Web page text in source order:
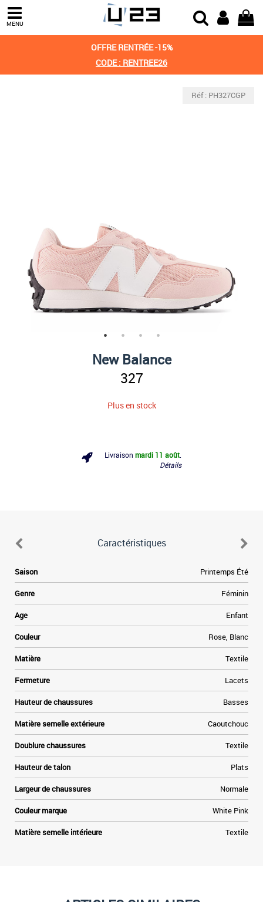
MENU
OFFRE RENTRÉE -15%
CODE : RENTREE26
Réf : PH327CGP
New Balance
327
Plus en stock
Livraison mardi 11 août
Détails
Caractéristiques
Saison Printemps Été
Genre Féminin
Age Enfant
Couleur Rose, Blanc
Matière Textile
Fermeture Lacets
Hauteur de chaussures Basses
Matière semelle extérieure Caoutchouc
Doublure chaussures Textile
Hauteur de talon Plats
Largeur de chaussures Normale
Couleur marque White Pink
Matière semelle intérieure Textile